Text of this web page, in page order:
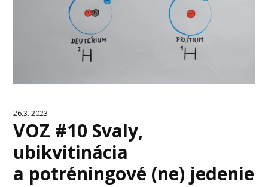
26.3. 2023
VOZ #10 Svaly,
ubikvitinácia
a potréningové (ne) jedenie